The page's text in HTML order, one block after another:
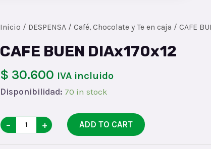
Inicio / DESPENSA / Café, Chocolate y Te en caja / CAFE
CAFE BUEN DIAx170x12
$ 30.600 IVA incluido
Disponibilidad: 70 in stock
CAFE
BUEN
− + ADD TO CART